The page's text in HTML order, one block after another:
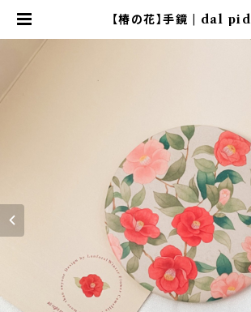
【椿の花】手鏡 | dal pid